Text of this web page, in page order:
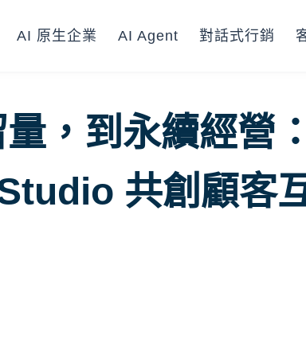
AI 原生企業 AI Agent 對話式行銷
，到永續經營
共創顧客